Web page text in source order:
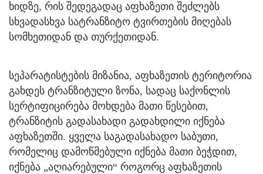
ხიდზე, რის შედეგადაც აფხაზეთი შეძლებს
სხვადასხვა სატრანზიტო ტვირთების მიღებას
სომხეთიდან და თურქეთიდან.
სეპარატისტების მიზანია, აფხაზეთის ტერიტორია
გახდეს ტრანზიტული ზონა, სადაც საქონლის
სერტიფიცირება მოხდება მათი წესებით,
ტრანზიტის გადასახადი გადახდილი იქნება
აფხაზეთში. ყველა საგადასახადო საბუთი,
რომელიც დამოწმებული იქნება მათი ბეჭდით,
იქნება „აღიარებული“ როგორც აფხაზეთის